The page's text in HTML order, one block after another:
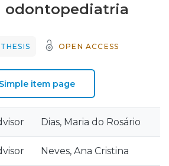
odontopediatria
OPEN ACCESS
Simple item page
Dias, Maria do Rosário
Neves, Ana Cristina